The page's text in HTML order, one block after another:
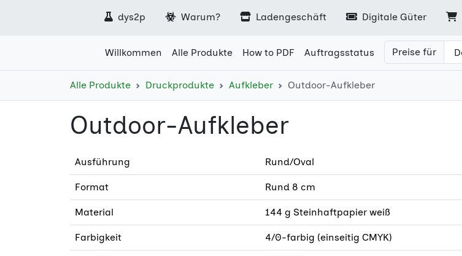
dys2p Warum? Ladengeschäft Digitale Güter
Willkommen Alle Produkte How to PDF Auftragsstatus Preise für
Alle Produkte Druckprodukte Aufkleber Outdoor-Aufkleber
Outdoor-Aufkleber
Ausführung Rund/Oval
Format Rund 8 cm
Material 144 g Steinhaftpapier weiß
Farbigkeit 4/0-farbig (einseitig CMYK)